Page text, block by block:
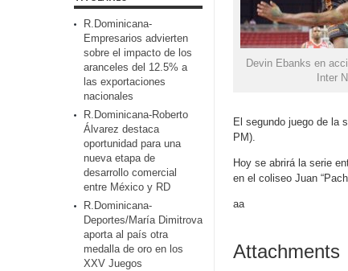
Devin Ebanks en
Inter
El segundo juego de la
PM).
Hoy se abrirá la serie
en el coliseo Juan
aa
Attachments
R.Dominicana-
Empresarios advierten
sobre el impacto de los
aranceles del 12.5% a
las exportaciones
nacionales
R.Dominicana-Roberto
Álvarez destaca
oportunidad para una
nueva etapa de
desarrollo comercial
entre México y RD
R.Dominicana-
Deportes/María Dimitrova
aporta al país otra
medalla de oro en los
XXV Juegos